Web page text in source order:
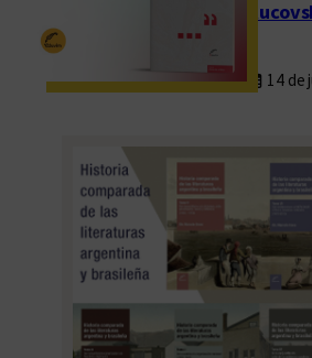
14 de